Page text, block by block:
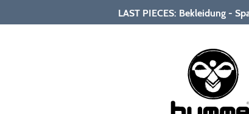
LAST PIECES: Bekleidung -